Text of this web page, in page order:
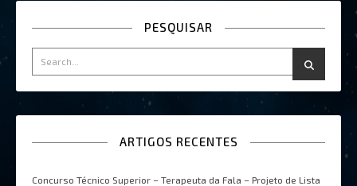
PESQUISAR
ARTIGOS RECENTES
Concurso Técnico Superior – Terapeuta da Fala – Projeto de Lista